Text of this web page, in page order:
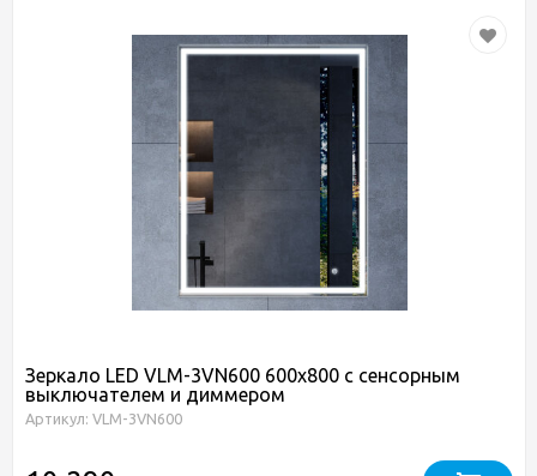
Зеркало LED VLM-3VN600 600х800 c сенсорным
выключателем и диммером
Артикул: VLM-3VN600